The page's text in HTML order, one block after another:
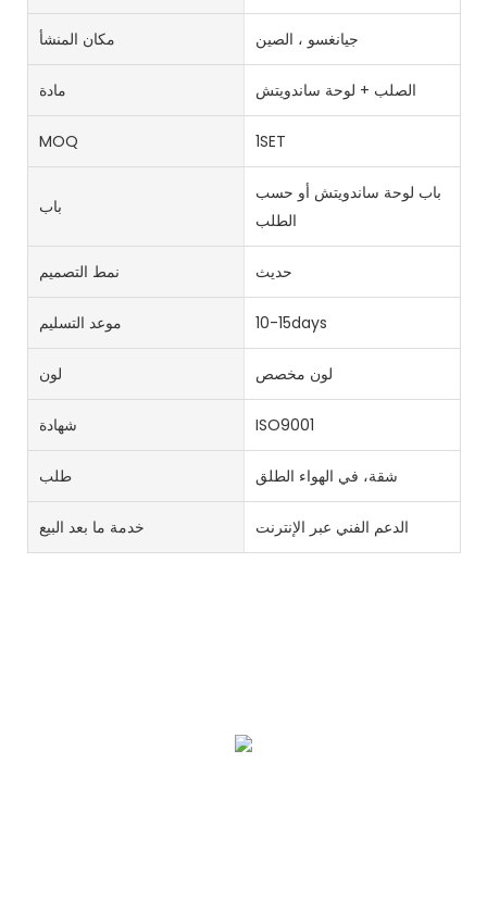
مكان المنشأ جيانغسو ، الصين
مادة الصلب + لوحة ساندويتش
MOQ 1SET
باب
باب لوحة ساندويتش أو حسب
الطلب
نمط التصميم حديث
موعد التسليم 10-15days
لون لون مخصص
شهادة ISO9001
طلب شقة، في الهواء الطلق
خدمة ما بعد البيع الدعم الفني عبر الإنترنت